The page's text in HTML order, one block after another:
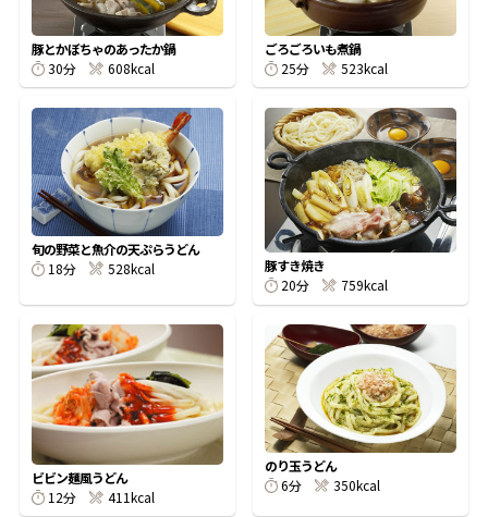
サッと鍋® 楽チン鍋®
楽チン屋® ストレートつゆ
めんつゆレシピ
割烹白だしレシピ
レシピ特設サイト
割烹白だしレシピ特集
だし巻き卵特集
かつおだしが決め手！簡単茶碗蒸し
豚とかぼちゃのあったか鍋
30分
608kcal
ごろごろいも煮鍋
25分
523kcal
旬の野菜と魚介の天ぷらうどん
18分
528kcal
豚すき焼き
20分
759kcal
ビビン麺風うどん
12分
411kcal
のり玉うどん
6分
350kcal